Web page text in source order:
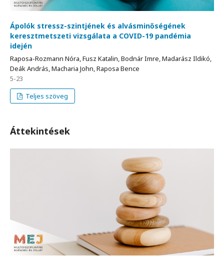
Ápolók stressz-szintjének és alvásminőségének
keresztmetszeti vizsgálata a COVID-19 pandémia
idején
Raposa-Rozmann Nóra, Fusz Katalin, Bodnár Imre, Madarász Ildikó,
Deák András, Macharia John, Raposa Bence
5-23
Teljes szöveg
Áttekintések